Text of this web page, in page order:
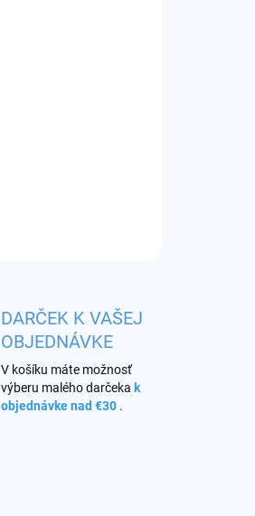
DARČEK K VAŠEJ
OBJEDNÁVKE
V košíku máte možnosť
výberu malého darčeka k
objednávke nad €30 .